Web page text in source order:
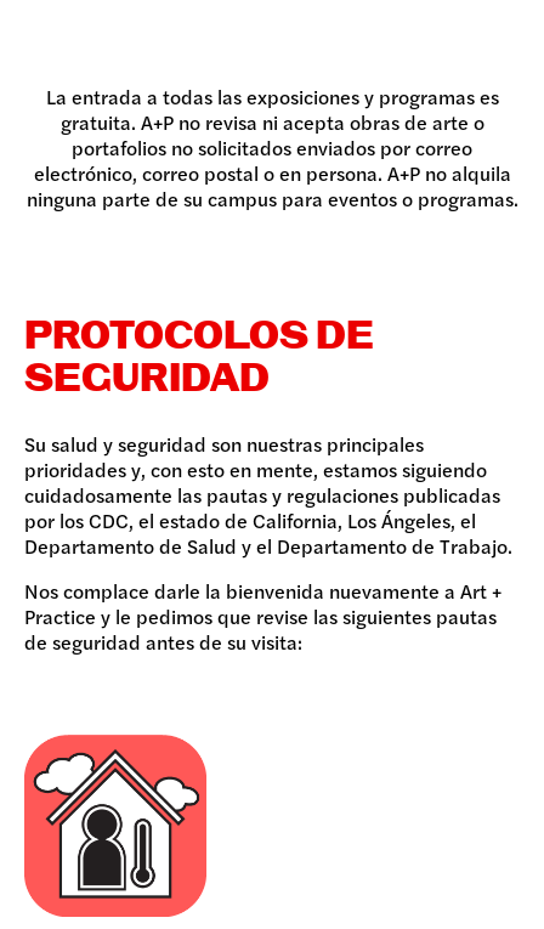
La entrada a todas las exposiciones y programas es
gratuita. A+P no revisa ni acepta obras de arte o
portafolios no solicitados enviados por correo
electrónico, correo postal o en persona. A+P no alquila
ninguna parte de su campus para eventos o programas.
PROTOCOLOS DE
SEGURIDAD
Su salud y seguridad son nuestras principales
prioridades y, con esto en mente, estamos siguiendo
cuidadosamente las pautas y regulaciones publicadas
por los CDC, el estado de California, Los Ángeles, el
Departamento de Salud y el Departamento de Trabajo.
Nos complace darle la bienvenida nuevamente a Art +
Practice y le pedimos que revise las siguientes pautas
de seguridad antes de su visita: